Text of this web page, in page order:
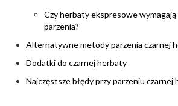
Czy herbaty ekspresowe wymagają
parzenia?
Alternatywne metody parzenia czarnej
Dodatki do czarnej herbaty
Najczęstsze błędy przy parzeniu czarnej